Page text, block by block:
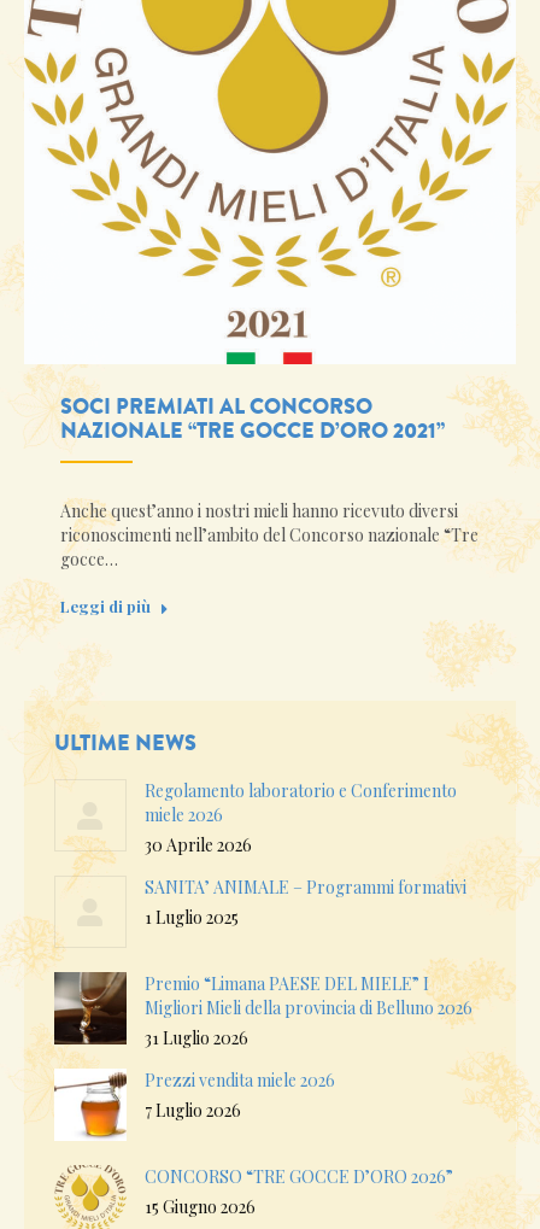
SOCI PREMIATI AL CONCORSO
NAZIONALE “TRE GOCCE D’ORO 2021”
Anche quest’anno i nostri mieli hanno ricevuto diversi
riconoscimenti nell’ambito del Concorso nazionale “Tre
gocce…
Leggi di più
ULTIME NEWS
Regolamento laboratorio e Conferimento
miele 2026
30 Aprile 2026
SANITA’ ANIMALE – Programmi formativi
1 Luglio 2025
Premio “Limana PAESE DEL MIELE” I
Migliori Mieli della provincia di Belluno 2026
31 Luglio 2026
Prezzi vendita miele 2026
7 Luglio 2026
CONCORSO “TRE GOCCE D’ORO 2026”
15 Giugno 2026